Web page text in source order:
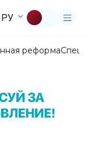
РУ
реформа